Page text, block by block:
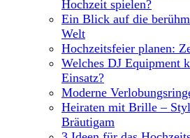
Hochzeit spielen?
Ein Blick auf die
Welt
Hochzeitsfeier planen:
Welches DJ Equipment
Einsatz?
Moderne
Heiraten mit Brille –
Bräutigam